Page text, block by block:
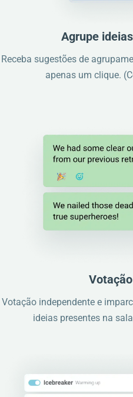
Agrupe
Receba sugestões de
apenas um clique.
Votação independente e
ideias presentes na